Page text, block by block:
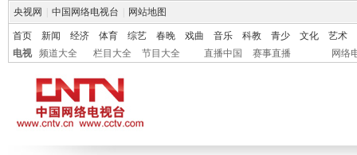
央视网 中国网络电视台 网站地图
首页 新闻 经济 体育 综艺 春晚 戏曲 音乐 科教 青少 文化
艺术
电视
频道大全 栏目大全 节目大全 直播中国 赛事直播 网络